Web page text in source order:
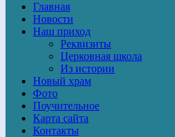
Главная
Новости
Наш приход
Реквизиты
Церковная школа
Из истории
Новый храм
Фото
Поучительное
Карта сайта
Контакты